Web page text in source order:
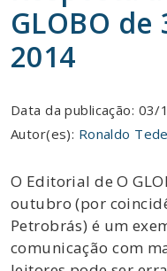
GLOBO
2014
Data da publicação:
Autor(es): Ronaldo
O Editorial de O
outubro (por
Petrobrás) é um
comunicação com